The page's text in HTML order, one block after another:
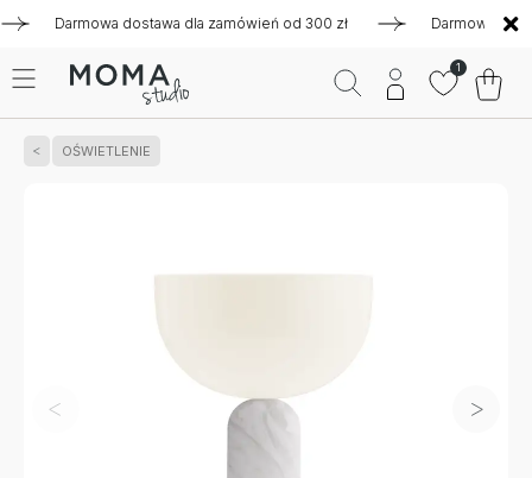
Darmowa dostawa dla zamówień od 300 zł Darmowa dostawa
1
OŚWIETLENIE